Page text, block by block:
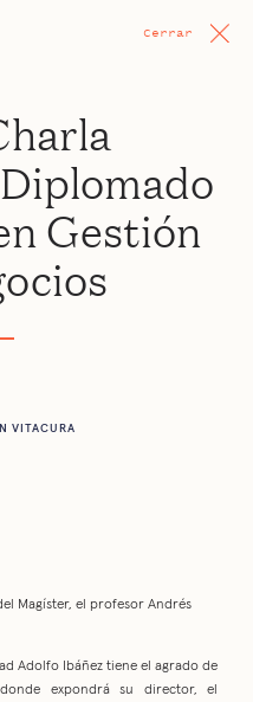
Cerrar
Gestión
VITACURA
Magíster, el profesor Andrés
Adolfo Ibáñez tiene el agrado de
expondrá su director, el